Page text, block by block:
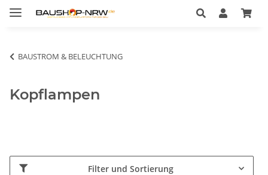
BAUSTROM & BELEUCHTUNG
Kopflampen
Filter und Sortierung